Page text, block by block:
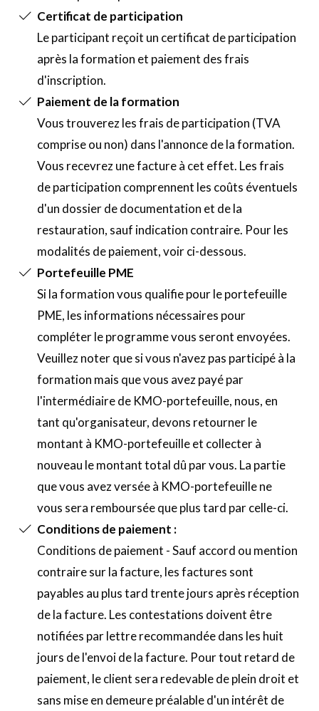
Certificat de participation
Le participant reçoit un certificat de participation
après la formation et paiement des frais
d'inscription.
Paiement de la formation
Vous trouverez les frais de participation (TVA
comprise ou non) dans l'annonce de la formation.
Vous recevrez une facture à cet effet. Les frais
de participation comprennent les coûts éventuels
d'un dossier de documentation et de la
restauration, sauf indication contraire. Pour les
modalités de paiement, voir ci-dessous.
Portefeuille PME
Si la formation vous qualifie pour le portefeuille
PME, les informations nécessaires pour
compléter le programme vous seront envoyées.
Veuillez noter que si vous n'avez pas participé à la
formation mais que vous avez payé par
l'intermédiaire de KMO-portefeuille, nous, en
tant qu'organisateur, devons retourner le
montant à KMO-portefeuille et collecter à
nouveau le montant total dû par vous. La partie
que vous avez versée à KMO-portefeuille ne
vous sera remboursée que plus tard par celle-ci.
Conditions de paiement :
Conditions de paiement - Sauf accord ou mention
contraire sur la facture, les factures sont
payables au plus tard trente jours après réception
de la facture. Les contestations doivent être
notifiées par lettre recommandée dans les huit
jours de l'envoi de la facture. Pour tout retard de
paiement, le client sera redevable de plein droit et
sans mise en demeure préalable d'un intérêt de